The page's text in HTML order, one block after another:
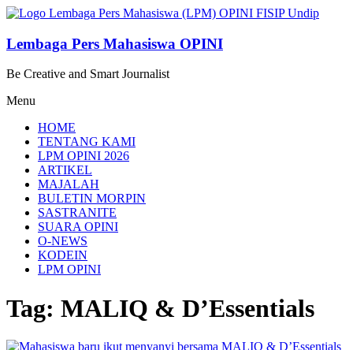
Lompat
konten
Lembaga Pers Mahasiswa OPINI
Be Creative and Smart Journalist
Menu
HOME
TENTANG KAMI
LPM OPINI 2026
ARTIKEL
MAJALAH
BULETIN MORPIN
SASTRANITE
SUARA OPINI
O-NEWS
KODEIN
LPM OPINI
Tag: MALIQ & D’Essentials